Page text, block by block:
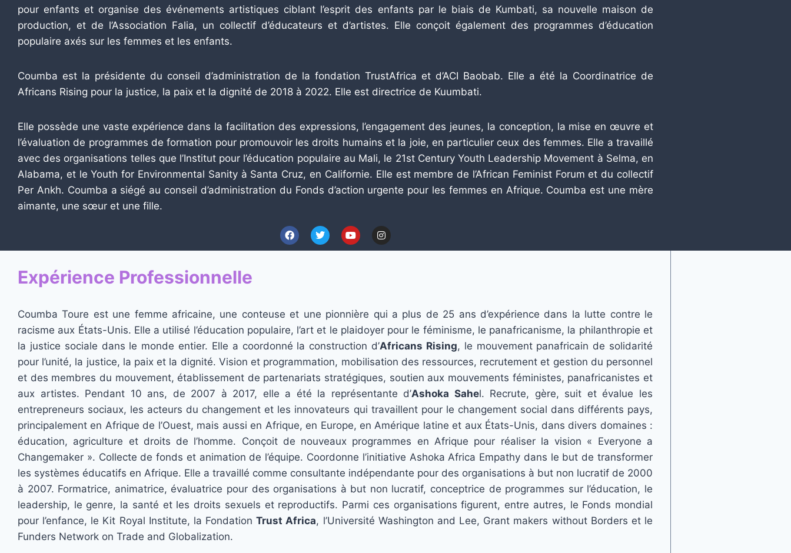
pour enfants et organise des événements artistiques ciblant l’esprit des enfants par le biais de Kumbati, sa nouvelle maison de
production, et de l’Association Falia, un collectif d’éducateurs et d’artistes. Elle conçoit également des programmes d’éducation
populaire axés sur les femmes et les enfants.
Coumba est la présidente du conseil d’administration de la fondation TrustAfrica et d’ACI Baobab. Elle a été la Coordinatrice de
Africans Rising pour la justice, la paix et la dignité de 2018 à 2022. Elle est directrice de Kuumbati.
Elle possède une vaste expérience dans la facilitation des expressions, l’engagement des jeunes, la conception, la mise en œuvre et
l’évaluation de programmes de formation pour promouvoir les droits humains et la joie, en particulier ceux des femmes. Elle a travaillé
avec des organisations telles que l’Institut pour l’éducation populaire au Mali, le 21st Century Youth Leadership Movement à Selma, en
Alabama, et le Youth for Environmental Sanity à Santa Cruz, en Californie. Elle est membre de l’African Feminist Forum et du collectif
Per Ankh. Coumba a siégé au conseil d’administration du Fonds d’action urgente pour les femmes en Afrique. Coumba est une mère
aimante, une sœur et une fille.
Expérience Professionnelle
Coumba Toure est une femme africaine, une conteuse et une pionnière qui a plus de 25 ans d’expérience dans la lutte contre le
racisme aux États-Unis. Elle a utilisé l’éducation populaire, l’art et le plaidoyer pour le féminisme, le panafricanisme, la philanthropie et
la justice sociale dans le monde entier. Elle a coordonné la construction d’Africans Rising, le mouvement panafricain de solidarité
pour l’unité, la justice, la paix et la dignité. Vision et programmation, mobilisation des ressources, recrutement et gestion du personnel
et des membres du mouvement, établissement de partenariats stratégiques, soutien aux mouvements féministes, panafricanistes et
aux artistes. Pendant 10 ans, de 2007 à 2017, elle a été la représentante d’Ashoka Sahel. Recrute, gère, suit et évalue les
entrepreneurs sociaux, les acteurs du changement et les innovateurs qui travaillent pour le changement social dans différents pays,
principalement en Afrique de l’Ouest, mais aussi en Afrique, en Europe, en Amérique latine et aux États-Unis, dans divers domaines :
éducation, agriculture et droits de l’homme. Conçoit de nouveaux programmes en Afrique pour réaliser la vision « Everyone a
Changemaker ». Collecte de fonds et animation de l’équipe. Coordonne l’initiative Ashoka Africa Empathy dans le but de transformer
les systèmes éducatifs en Afrique. Elle a travaillé comme consultante indépendante pour des organisations à but non lucratif de 2000
à 2007. Formatrice, animatrice, évaluatrice pour des organisations à but non lucratif, conceptrice de programmes sur l’éducation, le
leadership, le genre, la santé et les droits sexuels et reproductifs. Parmi ces organisations figurent, entre autres, le Fonds mondial
pour l’enfance, le Kit Royal Institute, la FondationTrust Africa, l’Université Washington and Lee, Grant makers without Borders et le
Funders Network on Trade and Globalization.